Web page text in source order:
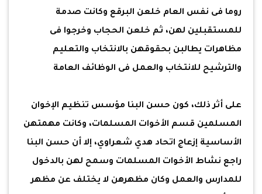
روما فى نفس العام خلعن البرقع وكانت صدمة
للمستقبلين لهن، ثم خلعن الحجاب وخرجوا فى
مظاهرات يطالبن بحقوقهن بالانتخاب والتعليم
والترشيح للانتخاب والعمل فى الوظائف العامة
على أثر ذلك، كون حسن البنا مؤسس تنظيم الإخوان
المسلمين قسم الأخوات المسلمات، وكانت مهمتهن
الأساسية إزعاج اتحاد هدي شعراوي، إلا أن حسن البنا
راجع نشاط الأخوات المسلمات وسمح لهن بالدخول
للمدارس والعمل وكان مظهرهن لا يختلف عن مظهر